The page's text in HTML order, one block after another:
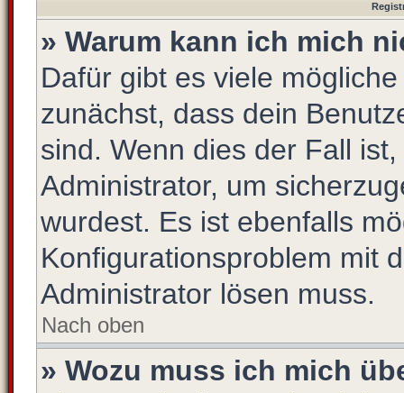
» Warum kann ich mich
Dafür gibt es viele
zunächst, dass dein
sind. Wenn dies der Fall
Administrator, um
wurdest. Es ist ebenfalls
Konfigurationsproblem mit
Administrator lösen muss.
Nach oben
» Wozu muss ich mich